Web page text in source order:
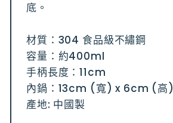
底。
材質：304 食品級不繡鋼
容量：約400ml
手柄長度：11cm
內鍋：13cm (寬) x 6cm (高)
產地: 中國製